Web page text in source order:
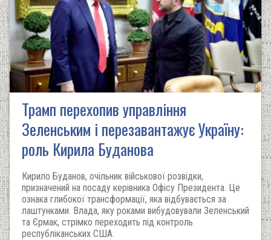
Трамп перехопив управління
Зеленським і перезавантажує Україну:
роль Кирила Буданова
Кирило Буданов, очільник військової розвідки,
призначений на посаду керівника Офісу Президента. Це
ознака глибокої трансформації, яка відбувається за
лаштунками. Влада, яку роками вибудовували Зеленський
та Єрмак, стрімко переходить під контроль
республіканських США.